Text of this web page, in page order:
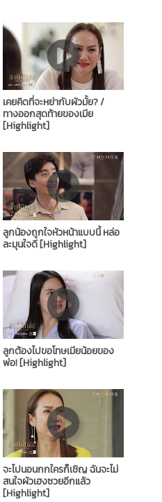
เคยคิดที่จะหย่ากับผัวมั้ย?​ /
ทางออกสุดท้ายของเมีย
[Highlight]
ลูกน้องถูกใจหัวหน้าแบบนี้ หล่อ
ละมุนใจดี [Highlight]
ลูกต้องไปขอโทษเมียน้อยของ
พ่อ! [Highlight]
จะไปนอนกกใครก็เชิญ​ ฉันจะไม่
สนใจผัวเฮงซวยอีกแล้ว
[Highlight]